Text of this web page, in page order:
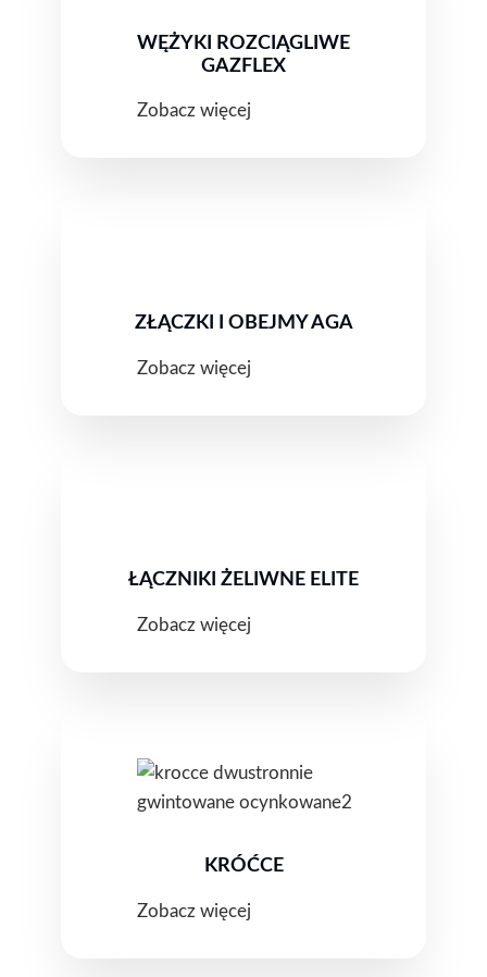
WĘŻYKI ROZCIĄGLIWE
GAZFLEX
Zobacz więcej
ZŁĄCZKI I OBEJMY AGA
Zobacz więcej
ŁĄCZNIKI ŻELIWNE ELITE
Zobacz więcej
KRÓĆCE
Zobacz więcej